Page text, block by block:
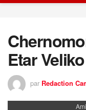
Etar
par Redaction